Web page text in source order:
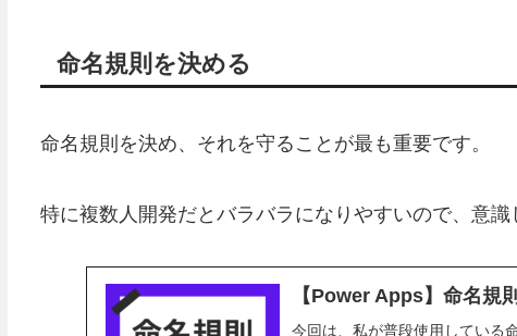
命名規則を決める
命名規則を決め、それを守ることが最も重要です。
特に複数人開発だとバラバラになりやすいので、意識
【Power Apps】命名規
今回は、私が普段使用している